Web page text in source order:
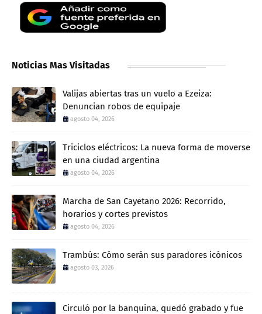
Noticias Mas Visitadas
Valijas abiertas tras un vuelo a Ezeiza:
Denuncian robos de equipaje
agosto 04, 2026
Triciclos eléctricos: La nueva forma de moverse
en una ciudad argentina
agosto 04, 2026
Marcha de San Cayetano 2026: Recorrido,
horarios y cortes previstos
agosto 04, 2026
Trambús: Cómo serán sus paradores icónicos
agosto 03, 2026
Circuló por la banquina, quedó grabado y fue